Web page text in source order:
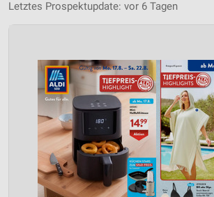
Letztes Prospektupdate: vor 6 Tagen